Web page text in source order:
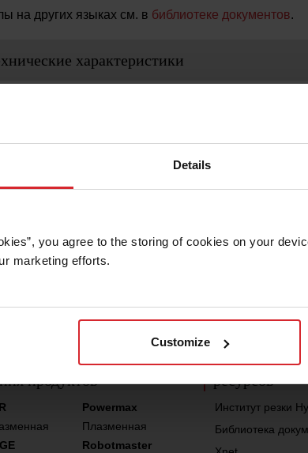
Details
you agree to the storing of cookies on your
marketing efforts.
Customize
на других языках см. в библиотеке документов.
характеристики
продуктов
Powermax
Плазменная
Robotmaster
ресурсов
Институт резки
Библиотека